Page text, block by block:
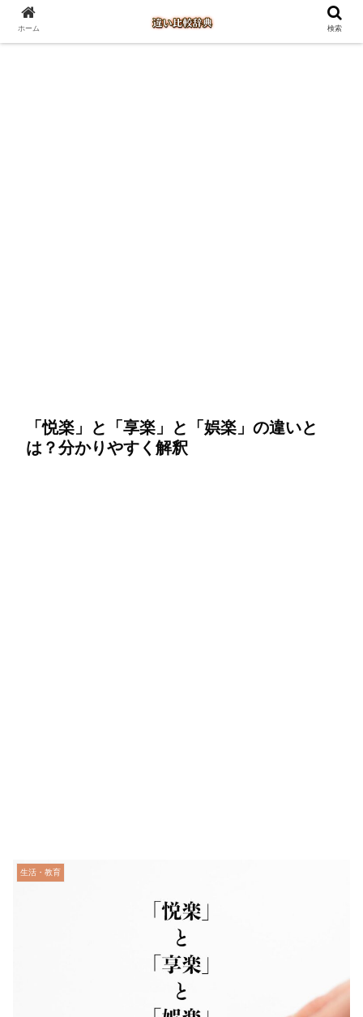
「悦楽」と「享楽」と「娯楽」の違いと
は？分かりやすく解釈
生活・教育
ホーム 検索